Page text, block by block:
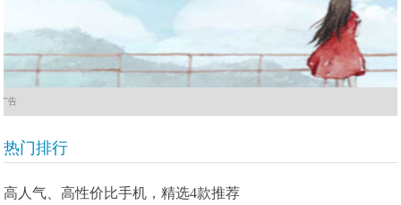
广告
热门排行
高人气、高性价比手机，精选4款推荐